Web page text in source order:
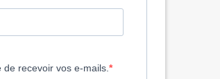
de recevoir vos e-mails.